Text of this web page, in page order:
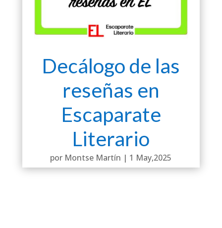
Decálogo de las
reseñas en
Escaparate
Literario
por Montse Martín | 1 May,2025